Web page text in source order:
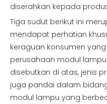
diserahkan kepada
Tiga sudut berikut ini
mendapat perhatian
keraguan konsumen
perusahaan modul
disebutkan di atas, jenis
juga pandai dalam
modul lampu yang